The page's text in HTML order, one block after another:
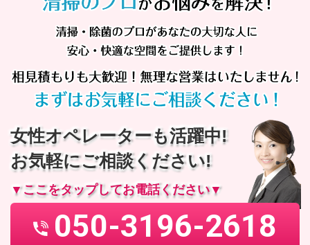
女性オペレーターも活躍中!
お気軽にご相談ください!
▼ここをタップしてお電話ください▼
050-3196-2618